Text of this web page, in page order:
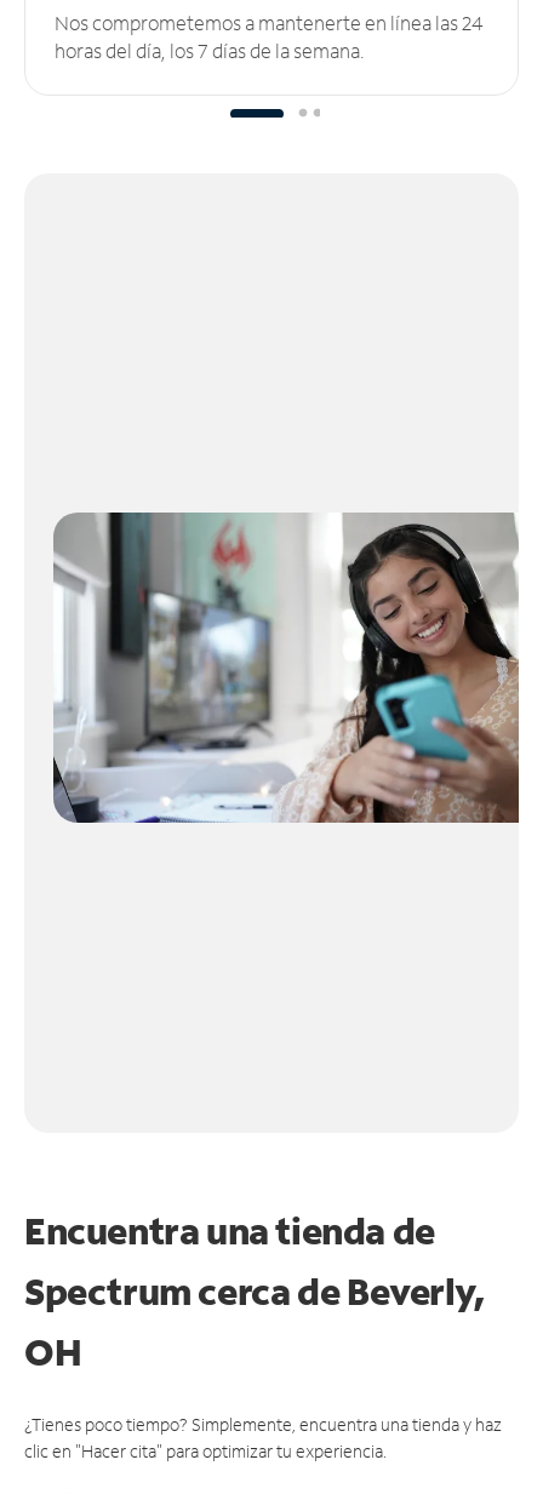
Nos comprometemos a mantenerte en línea las 24
horas del día, los 7 días de la semana.
Encuentra una tienda de
Spectrumcerca de Beverly,
OH
¿Tienes poco tiempo? Simplemente, encuentra una tienda y haz
clic en "Hacer cita" para optimizar tu experiencia.